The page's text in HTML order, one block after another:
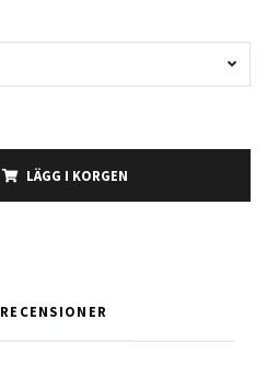
LÄGG I KORGEN
RECENSIONER